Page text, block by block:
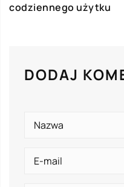
codziennego użytku
DODAJ